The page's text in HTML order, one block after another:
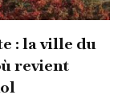
: la ville du
revient